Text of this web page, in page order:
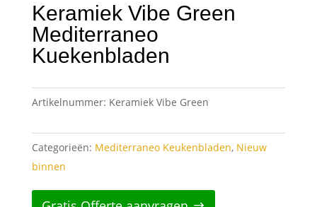
Keramiek Vibe Green
Mediterraneo
Kuekenbladen
Artikelnummer: Keramiek Vibe Green
Categorieën: Mediterraneo Keukenbladen, Nieuw
binnen